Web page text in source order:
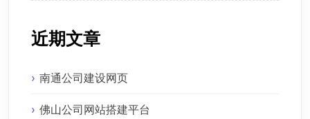
近期文章
南通公司建设网页
佛山公司网站搭建平台